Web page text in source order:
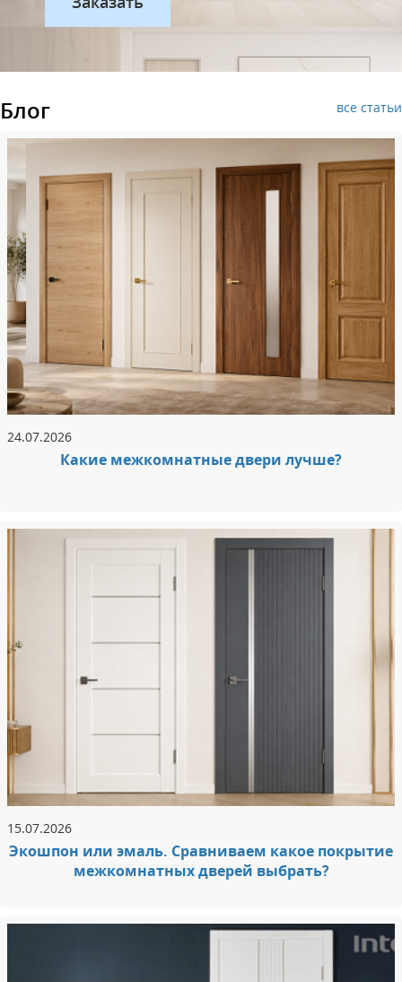
Блог все статьи
24.07.2026
Какие межкомнатные двери лучше?
15.07.2026
Экошпон или эмаль. Сравниваем какое покрытие
межкомнатных дверей выбрать?